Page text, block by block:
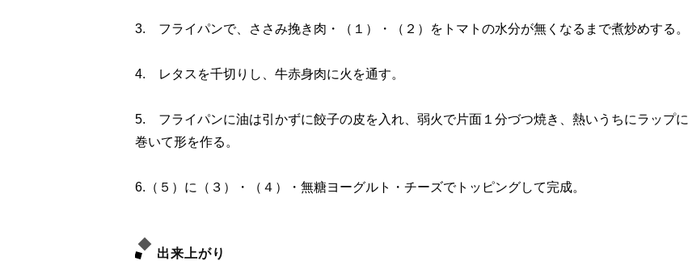
3. フライパンで、ささみ挽き肉・（１）・（２）をトマトの水分が無くなるまで煮炒めする。
4. レタスを千切りし、牛赤身肉に火を通す。
5. フライパンに油は引かずに餃子の皮を入れ、弱火で片面１分づつ焼き、熱いうちにラップに
巻いて形を作る。
6.（５）に（３）・（４）・無糖ヨーグルト・チーズでトッピングして完成。
出来上がり